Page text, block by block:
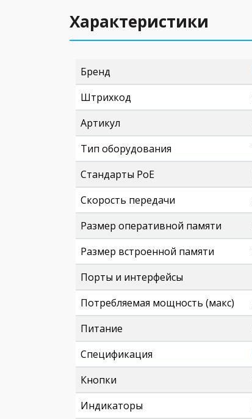
Характеристики
Бренд
Штрихкод
Артикул
Тип оборудования
Стандарты PoE
Скорость передачи
Размер оперативной памяти
Размер встроенной памяти
Порты и интерфейсы
Потребляемая мощность (макс)
Питание
Спецификация
Кнопки
Индикаторы